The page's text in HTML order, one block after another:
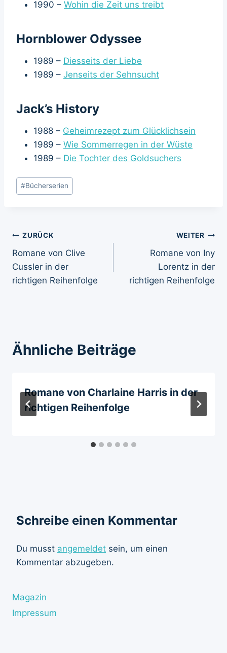
1990 – Wohin die Zeit uns treibt
Hornblower Odyssee
1989 – Diesseits der Liebe
1989 – Jenseits der Sehnsucht
Jack’s History
1988 – Geheimrezept zum Glücklichsein
1989 – Wie Sommerregen in der Wüste
1989 – Die Tochter des Goldsuchers
Schlagworte:
#Bücherserien
Beitragsnavigation
ZURÜCK
Romane von Clive
Cussler in der
richtigen Reihenfolge
WEITER
Romane von Iny
Lorentz in der
richtigen Reihenfolge
Ähnliche Beiträge
Romane von Charlaine Harris in der
richtigen Reihenfolge
Schreibe einen Kommentar
Du musst angemeldet sein, um einen
Kommentar abzugeben.
Magazin
Impressum